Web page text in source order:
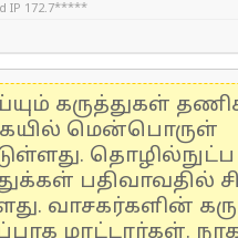
IP 172.7*****
கருத்துகள்
மென்பொருள்
பதிவாவதில்
வாசகர்களின்